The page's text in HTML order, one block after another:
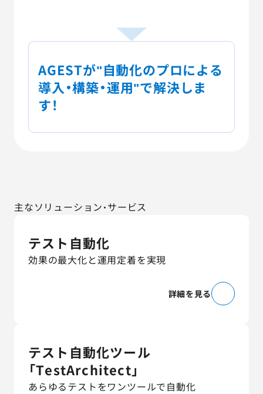
AGESTが"自動化のプロによる
導入・構築・運用"で解決しま
す！
主なソリューション・サービス
テスト自動化
効果の最大化と運用定着を実現
詳細を見る
テスト自動化ツール
「TestArchitect」
あらゆるテストをワンツールで自動化